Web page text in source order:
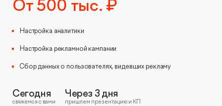
От 500 тыс. ₽
Настройка аналитики
Настройка рекламной кампании
Сбор данных о пользователях, видевших рекламу
Сегодня
свяжемся с вами
Через 3 дня
пришлем презентацию и КП